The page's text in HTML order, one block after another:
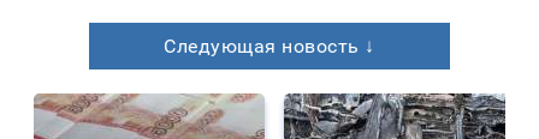
Следующая новость ↓